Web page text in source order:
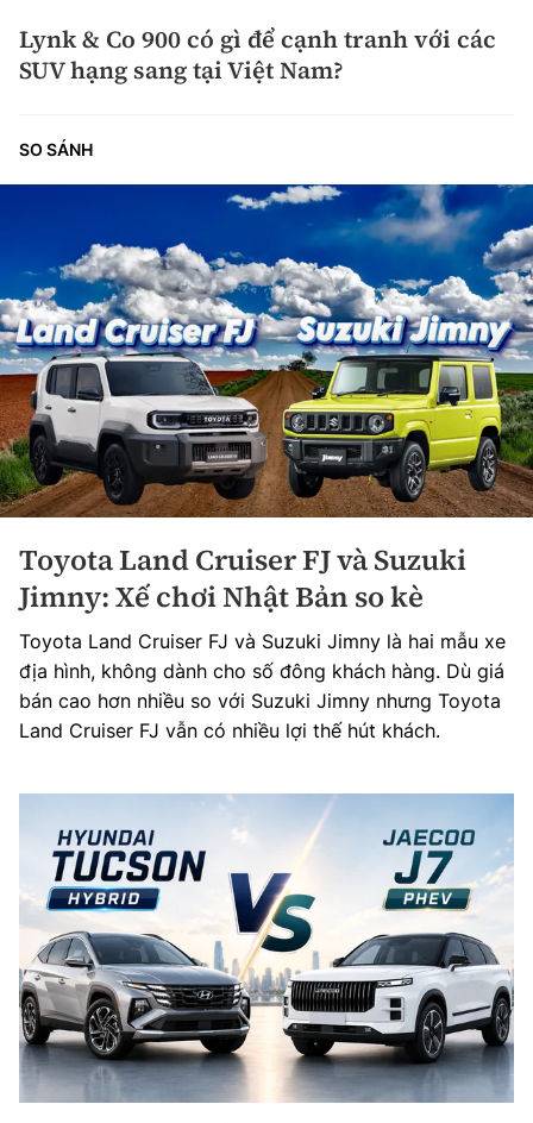
Lynk & Co 900 có gì để cạnh tranh với các
SUV hạng sang tại Việt Nam?
SO SÁNH
Toyota Land Cruiser FJ và Suzuki
Jimny: Xế chơi Nhật Bản so kè
Toyota Land Cruiser FJ và Suzuki Jimny là hai mẫu xe
địa hình, không dành cho số đông khách hàng. Dù giá
bán cao hơn nhiều so với Suzuki Jimny nhưng Toyota
Land Cruiser FJ vẫn có nhiều lợi thế hút khách.